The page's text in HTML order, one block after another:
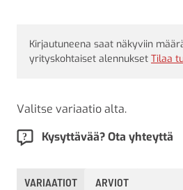
Kirjautuneena saat näkyviin
yrityskohtaiset alennukset Tilaa
Valitse variaatio alta.
Kysyttävää? Ota yhteyttä
VARIAATIOT ARVIOT